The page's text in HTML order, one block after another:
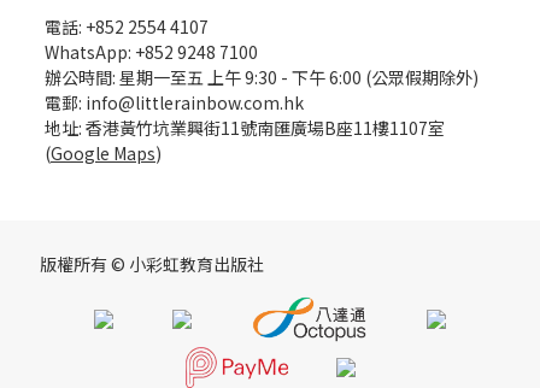
電話: +852 2554 4107
WhatsApp: +852 9248 7100
辦公時間: 星期一至五 上午 9:30 - 下午 6:00 (公眾假期除外)
電郵: info@littlerainbow.com.hk
地址: 香港黃竹坑業興街11號南匯廣場B座11樓1107室
(Google Maps)
版權所有 © 小彩虹教育出版社